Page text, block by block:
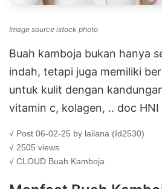
Image source istock photo
Buah kamboja bukan hanya
indah, tetapi juga memiliki
untuk kulit dengan
vitamin c, kolagen, .. doc HNI
√ Post 06-02-25 by lailana (Id2530)
√ 2505 views
√ CLOUD Buah Kamboja